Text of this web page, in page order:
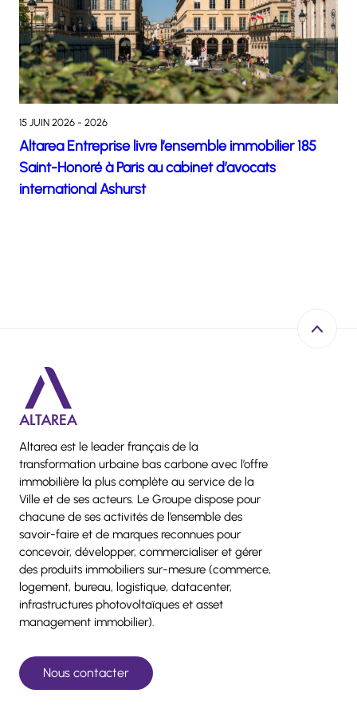
15 JUIN 2026 - 2026
Altarea Entreprise livre l’ensemble immobilier 185
Saint-Honoré à Paris au cabinet d’avocats
international Ashurst
Altarea est le leader français de la
transformation urbaine bas carbone avec l’offre
immobilière la plus complète au service de la
Ville et de ses acteurs. Le Groupe dispose pour
chacune de ses activités de l’ensemble des
savoir-faire et de marques reconnues pour
concevoir, développer, commercialiser et gérer
des produits immobiliers sur-mesure (commerce,
logement, bureau, logistique, datacenter,
infrastructures photovoltaïques et asset
management immobilier).
Nous contacter
Retour